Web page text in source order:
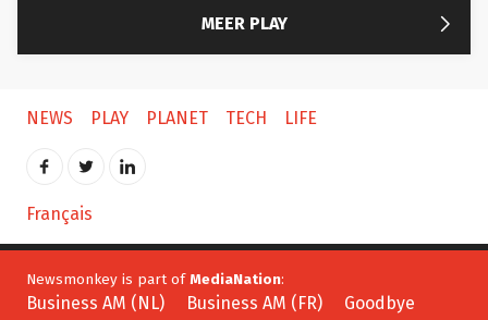
MEER PLAY 
NEWS PLAY PLANET TECH LIFE
Français
Newsmonkey is part ofMediaNation:
Business AM (NL) Business AM (FR) Goodbye